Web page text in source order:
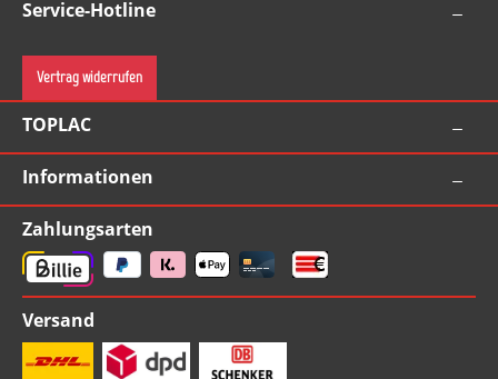
Service-Hotline
Vertrag widerrufen
TOPLAC
Informationen
Zahlungsarten
Versand